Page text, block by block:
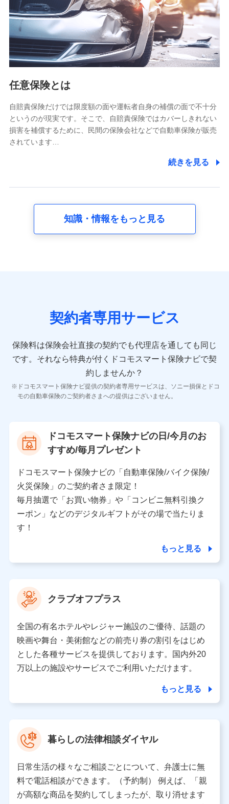
基本情報
氏名、電話番号、メールアドレス、お客さまの識別子、
属性、連絡先、dポイントサービスのご利用に関する情
報。例として、dポイントカード番号、性別、年齢、家族
構成、住所、dポイント残高、dポイント利用履歴などが
含まれます。
当社又は株式会社NTTドコモが提供する各種サービスな
又は株式会社NTTドコモが提供する各種サービスのご契
約状態・ご利用履歴インターネット利用時の行動に関す
る情報、アプリケーション利用時の行動に関する情報、
購入されたサービスや商品の名称・購入場所・決済に関
する情報、アンケートの回答に関する情報などが含まれ
の内容、保険料、保険料のお支払方法、車のメーカーや
走行距離などの情報、建物の構造や築年数などの情報、
険契約に関する情報。例として、保険契約者及び被保険
者の氏名、住所、生年月日、性別、保険契約者と被保険
報、建物の構造や築年数などの情報、ペットの種類や年
齢などの情報などが含まれます。
【共同して利用する者の範囲】
当社
当社又は株式会社NTTドコモが提供する保険関連サービ
スにおけるユーザ登録受付および管理のため
を受けている保険会社・提携会社の保険その他に関する
情報を提供するため、また維持管理等の委託業務遂行の
ため、またそれらに付帯、関連する当社、株式会社NTT
ドコモおよび提携会社のサービスを案内、提供するため
（各サービスで取得したサービス利用履歴、ウェブサイ
トの閲覧履歴、購買履歴、ご契約内容等のパーソナルデ
ータを分析して、お客さまの趣味・嗜好・傾向に応じた
上記に係る案内・手続き・管理等付帯業務を行うため
【当該個人データの管理について責任を有する者の名称・住
所・代表者名】
当該個人データを取り扱う各共同利用者（詳細は次のとお
り）
東京都千代田区永田町2丁目11番1号 山王パークタワー
株式会社NTTドコモ 代表取締役社長 前田 義晃
東京都中央区日本橋人形町2-14-10 アーバンネット日本橋
ビル 3F
※ 当社および株式会社NTTドコモは、お客さまの情報を利
データ憲章」に定める行動原則を順守します 。
※ パーソナルデータダッシュボードの「第三者提供の管
理」の設定状態にかかわらず、共同利用する場合がありま
任意保険とは
自賠責保険だけでは限度額の面や運転者自身の補償の面で不十分
というのが現実です。そこで、自賠責保険ではカバーしきれない
損害を補償するために、民間の保険会社などで自動車保険が販売
されています…
続きを見る
知識・情報をもっと見る
契約者専用サービス
保険料は保険会社直接の契約でも代理店を通しても同じ
です。 それなら特典が付くドコモスマート保険ナビで契
約しませんか？
ドコモスマート保険ナビ提供の契約者専用サービスは、ソニー損保とドコ
モの自動車保険のご契約者さまへの提供はございません。
ドコモスマート保険ナビの日/今月のお
すすめ/毎月プレゼント
ドコモスマート保険ナビの「自動車保険/バイク保険/
火災保険」のご契約者さま限定！
毎月抽選で「お買い物券」や「コンビニ無料引換ク
ーポン」などのデジタルギフトがその場で当たりま
す！
もっと見る
クラブオフプラス
全国の有名ホテルやレジャー施設のご優待、話題の
映画や舞台・美術館などの前売り券の割引をはじめ
とした各種サービスを提供しております。国内外20
万以上の施設やサービスでご利用いただけます。
もっと見る
暮らしの法律相談ダイヤル
日常生活の様々なご相談ごとについて、弁護士に無
料で電話相談ができます。（予約制） 例えば、「親
が高額な商品を契約してしまったが、取り消せます